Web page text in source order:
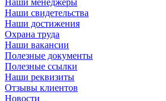
Наши менеджеры
Наши свидетельства
Наши достижения
Охрана труда
Наши вакансии
Полезные документы
Полезные ссылки
Наши реквизиты
Отзывы клиентов
Новости